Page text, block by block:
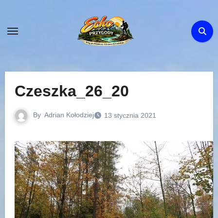
content
Czeszka_26_20
By Adrian Kołodziej 13 stycznia 2021